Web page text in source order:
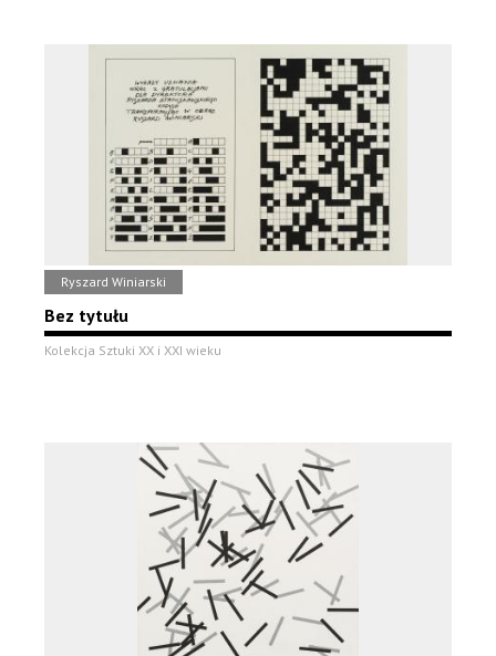
Ryszard Winiarski
Bez tytułu
Kolekcja Sztuki XX i XXI wieku